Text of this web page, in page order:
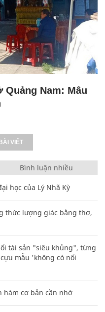
Quảng Nam: Mâu
VIẾT
Bình luận nhiều
học của Lý Nhã Kỳ
thức lượng giác bằng thơ,
tài sản "siêu khủng", từng
mẫu 'không có nổi
hàm cơ bản cần nhớ